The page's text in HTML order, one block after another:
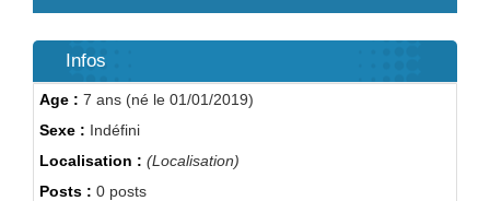
Infos
Age : 7 ans (né le 01/01/2019)
Sexe : Indéfini
Localisation : (Localisation)
Posts : 0 posts